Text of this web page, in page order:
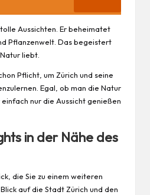
Aussichten. Er beheimatet
Pflanzenwelt. Das begeistert
liebt.
Pflicht, um Zürich und seine
Egal, ob man die Natur
nur die Aussicht genießen
in der Nähe des
die Sie zu einem weiteren
auf die Stadt Zürich und den